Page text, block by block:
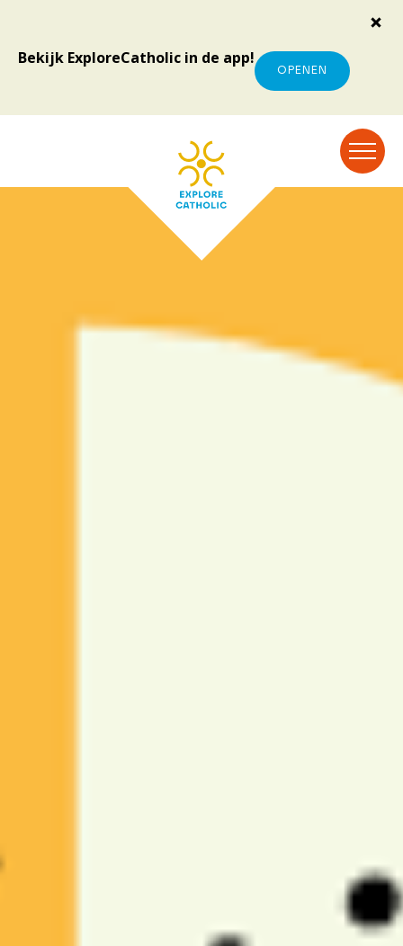
Bekijk ExploreCatholic in de app!
OPENEN